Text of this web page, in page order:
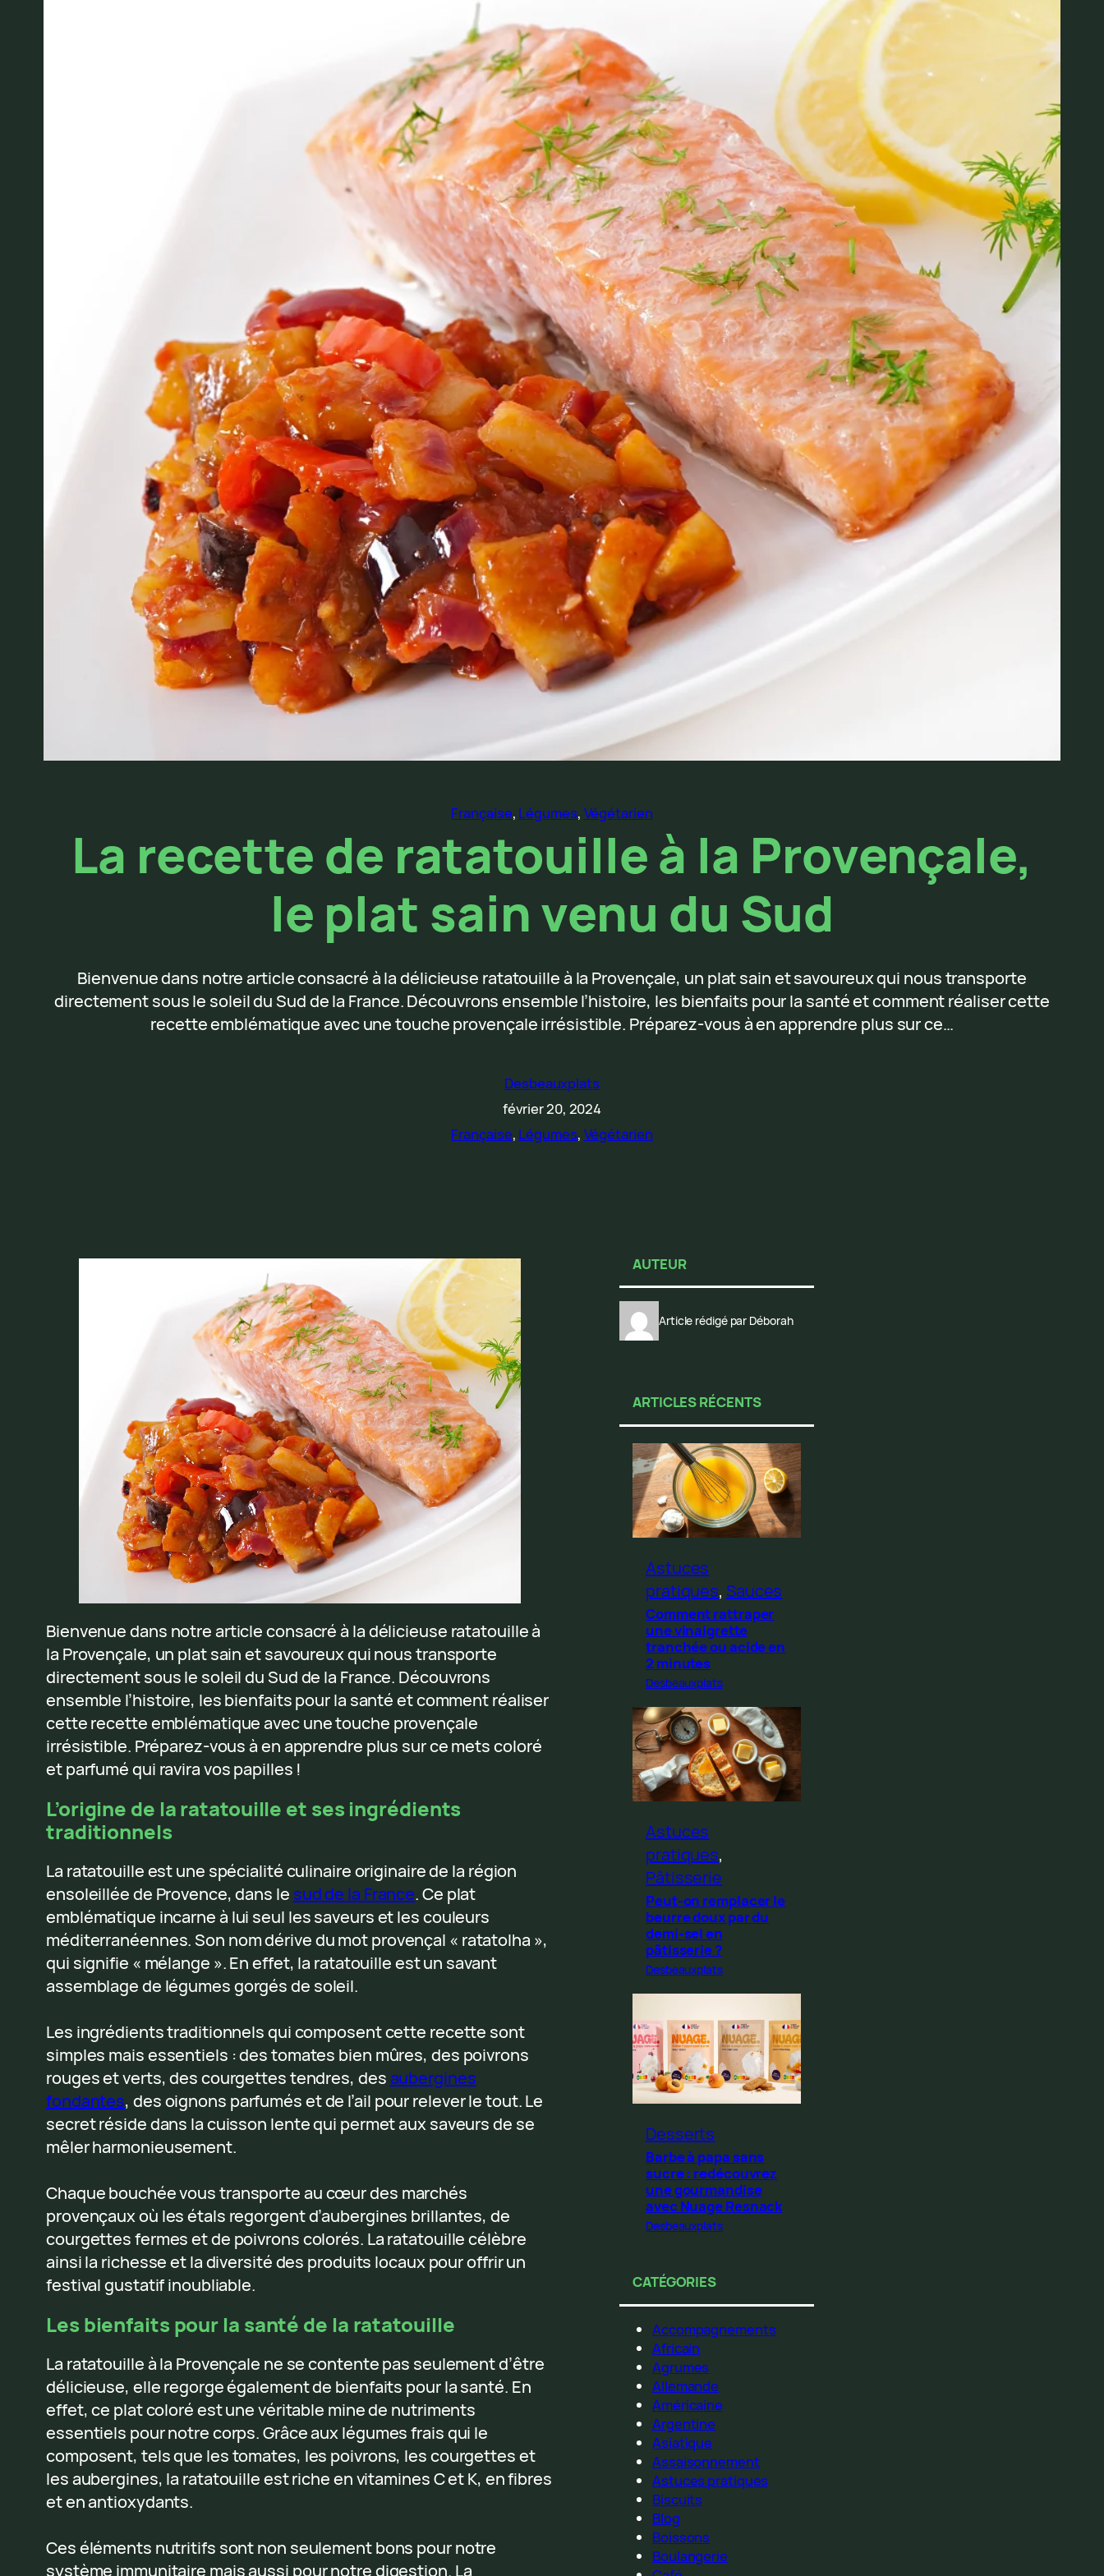
Française, Légumes, Végétarien
La recette de ratatouille à la Provençale,
le plat sain venu du Sud
Bienvenue dans notre article consacré à la délicieuse ratatouille à la Provençale, un plat sain et savoureux qui nous transporte
directement sous le soleil du Sud de la France. Découvrons ensemble l’histoire, les bienfaits pour la santé et comment réaliser cette
recette emblématique avec une touche provençale irrésistible. Préparez-vous à en apprendre plus sur ce…
Desbeauxplats
février 20, 2024
Française, Légumes, Végétarien
Bienvenue dans notre article consacré à la délicieuse ratatouille à
la Provençale, un plat sain et savoureux qui nous transporte
directement sous le soleil du Sud de la France. Découvrons
ensemble l’histoire, les bienfaits pour la santé et comment réaliser
cette recette emblématique avec une touche provençale
irrésistible. Préparez-vous à en apprendre plus sur ce mets coloré
et parfumé qui ravira vos papilles !
L’origine de la ratatouille et ses ingrédients
traditionnels
La ratatouille est une spécialité culinaire originaire de la région
ensoleillée de Provence, dans le sud de la France. Ce plat
emblématique incarne à lui seul les saveurs et les couleurs
méditerranéennes. Son nom dérive du mot provençal « ratatolha »,
qui signifie « mélange ». En effet, la ratatouille est un savant
assemblage de légumes gorgés de soleil.
Les ingrédients traditionnels qui composent cette recette sont
simples mais essentiels : des tomates bien mûres, des poivrons
rouges et verts, des courgettes tendres, desaubergines
fondantes, des oignons parfumés et de l’ail pour relever le tout. Le
secret réside dans la cuisson lente qui permet aux saveurs de se
mêler harmonieusement.
Chaque bouchée vous transporte au cœur des marchés
provençaux où les étals regorgent d’aubergines brillantes, de
courgettes fermes et de poivrons colorés. La ratatouille célèbre
ainsi la richesse et la diversité des produits locaux pour offrir un
festival gustatif inoubliable.
Les bienfaits pour la santé de la ratatouille
La ratatouille à la Provençale ne se contente pas seulement d’être
délicieuse, elle regorge également de bienfaits pour la santé. En
effet, ce plat coloré est une véritable mine de nutriments
essentiels pour notre corps. Grâce aux légumes frais qui le
composent, tels que les tomates, les poivrons, les courgettes et
les aubergines, la ratatouille est riche en vitamines C et K, en fibres
et en antioxydants.
Ces éléments nutritifs sont non seulement bons pour notre
système immunitaire mais aussi pour notre digestion. La
AUTEUR
Article rédigé par Déborah
ARTICLES RÉCENTS
Astuces
pratiques, Sauces
Comment rattraper
une vinaigrette
tranchée ou acide en
2 minutes
Desbeauxplats
Astuces
pratiques
Pâtisserie
Peut-on remplacer le
beurre doux par du
demi-sel en
pâtisserie ?
Desbeauxplats
Desserts
Barbe à papa sans
sucre : redécouvrez
une gourmandise
avec Nuage Resnack
Desbeauxplats
CATÉGORIES
Accompagnements
Africain
Agrumes
Allemande
Américaine
Argentine
Asiatique
Assaisonnement
Astuces pratiques
Biscuits
Blog
Boissons
Boulangerie